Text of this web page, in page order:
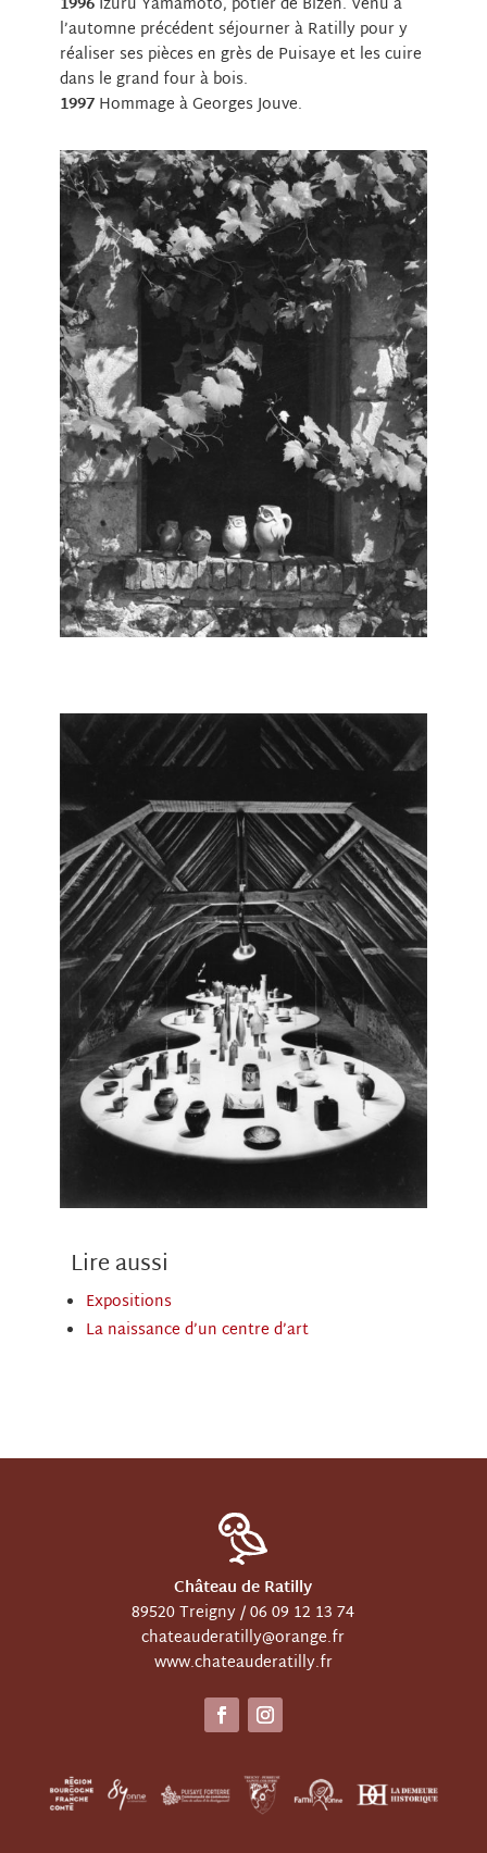
l’automne précédent séjourner à Ratilly pour y
réaliser ses pièces en grès de Puisaye et les cuire
dans le grand four à bois.
1997Hommage à Georges Jouve.
Lire aussi
Expositions
La naissance d’un centre d’art
Château de Ratilly
89520 Treigny /06 09 12 13 74
chateauderatilly@orange.fr
www.chateauderatilly.fr